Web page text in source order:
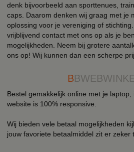
denk bijvoorbeeld aan sporttenues,
caps. Daarom denken wij graag met je
oplossing voor je vereniging of
vrijblijvend contact met ons op als je
mogelijkheden. Neem bij grotere
ons op! Wij kunnen dan een scherpe
B
Bestel gemakkelijk online met je
website is 100% responsive.
Wij bieden vele betaal mogelijkheden
jouw favoriete betaalmiddel zit er zeker